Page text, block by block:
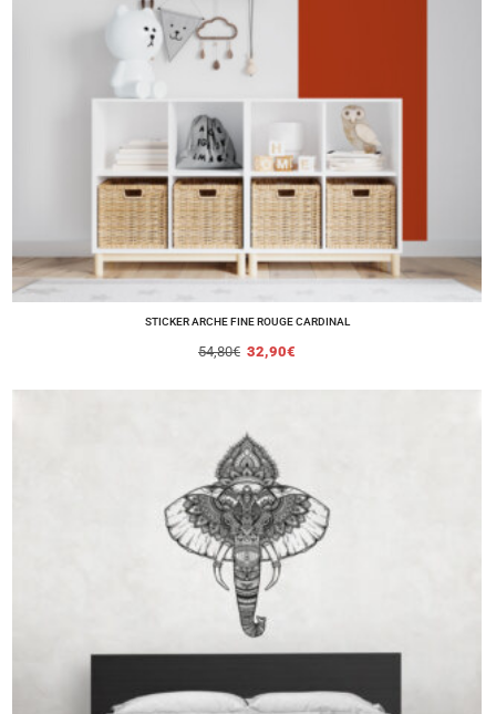
STICKER ARCHE FINE ROUGE CARDINAL
54,80€ 32,90€